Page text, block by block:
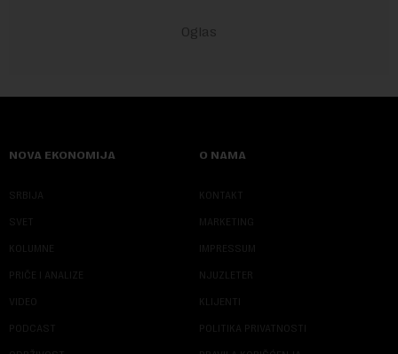
NOVA EKONOMIJA
SRBIJA
SVET
KOLUMNE
PRIČE I ANALIZE
VIDEO
PODCAST
O NAMA
KONTAKT
MARKETING
IMPRESSUM
NJUZLETER
KLIJENTI
POLITIKA PRIVATNOSTI